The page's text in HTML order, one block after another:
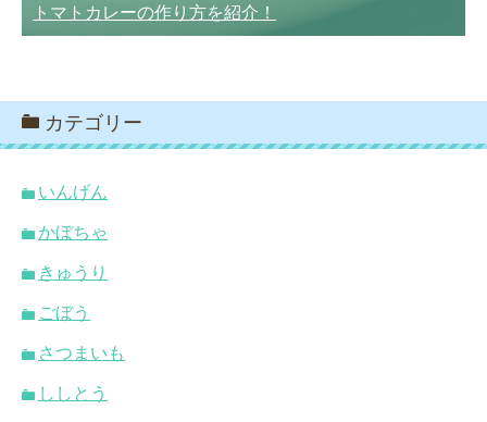
トマトカレーの作り方を紹介！
カテゴリー
いんげん
かぼちゃ
きゅうり
ごぼう
さつまいも
ししとう